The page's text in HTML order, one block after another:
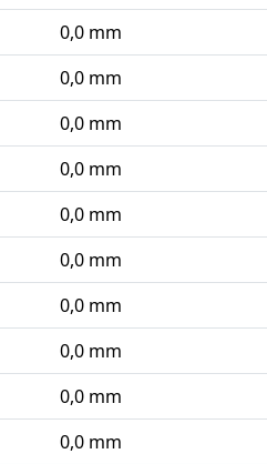
0,0 mm
0,0 mm
0,0 mm
0,0 mm
0,0 mm
0,0 mm
0,0 mm
0,0 mm
0,0 mm
0,0 mm